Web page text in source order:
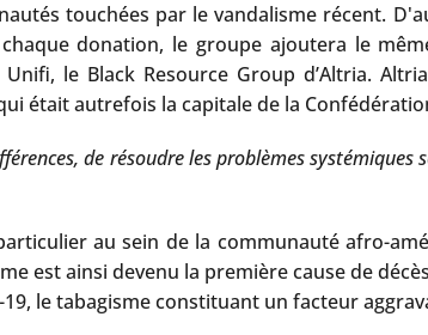
touchées par le vandalisme récent.
donation, le groupe ajoutera le
le Black Resource Group d’Altria.
était autrefois la capitale de la
de résoudre les problèmes
au sein de la communauté afro-
est ainsi devenu la première cause de
le tabagisme constituant un facteur